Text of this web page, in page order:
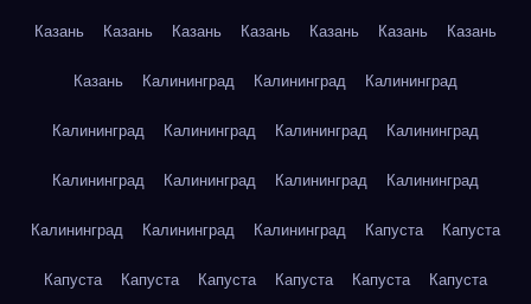
Казань Казань Казань Казань Казань Казань Казань
Казань Калининград Калининград Калининград
Калининград Калининград Калининград Калининград
Калининград Калининград Калининград Калининград
Калининград Калининград Калининград Капуста Капуста
Капуста Капуста Капуста Капуста Капуста Капуста